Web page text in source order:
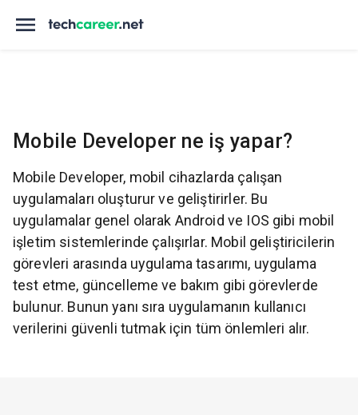
Mobile Developer ne iş yapar?
Mobile Developer, mobil cihazlarda çalışan
uygulamaları oluşturur ve geliştirirler. Bu
uygulamalar genel olarak Android ve IOS gibi mobil
işletim sistemlerinde çalışırlar. Mobil geliştiricilerin
görevleri arasında uygulama tasarımı, uygulama
test etme, güncelleme ve bakım gibi görevlerde
bulunur. Bunun yanı sıra uygulamanın kullanıcı
verilerini güvenli tutmak için tüm önlemleri alır.